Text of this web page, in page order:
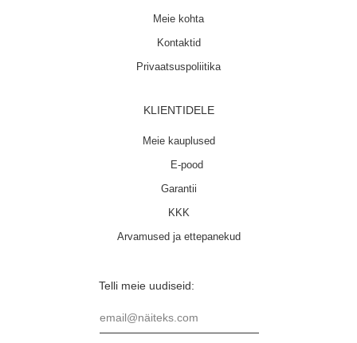
Kontaktid
Privaatsuspoliitika
Meie kohta
Telli meie uudiseid:
email@näiteks.com
KLIENTIDELE
Meie kauplused
Arvamused ja ettepanekud
KKK
Garantii
E-pood